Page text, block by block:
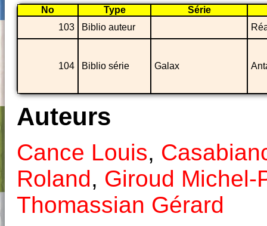
No Type
Série
103
Biblio auteur
104 Biblio série Galax
Auteurs
Cance Louis,
Roland, Giroud Michel-
Thomassian Gérard